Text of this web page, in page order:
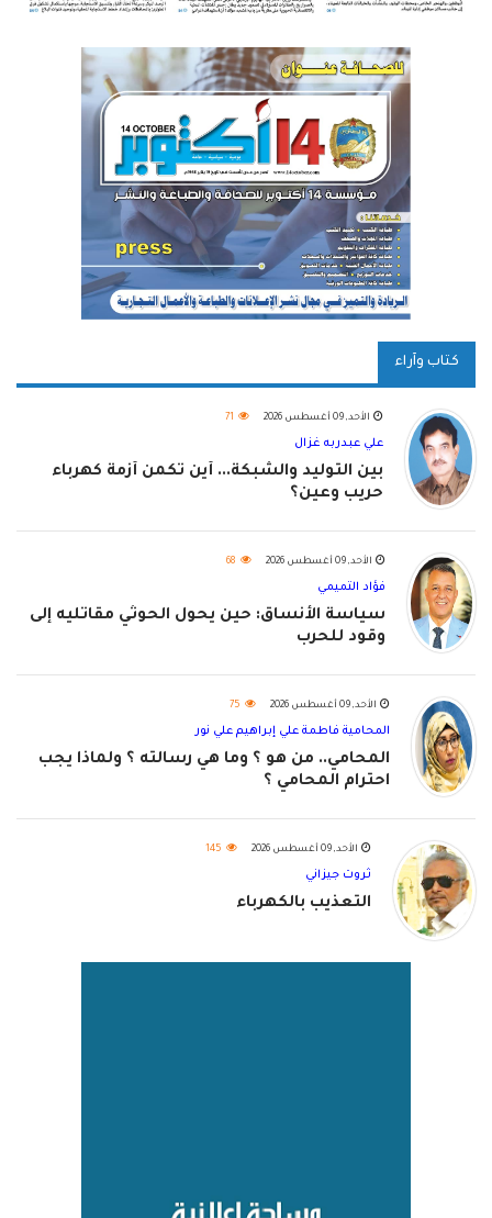
كتاب وآراء
الأحد, 09 أغسطس 2026 71
علي عبدربه غزال
بين التوليد والشبكة... أين تكمن أزمة كهرباء
حريب وعين؟
الأحد, 09 أغسطس 2026 68
فؤاد التميمي
سياسة الأنساق: حين يحول الحوثي مقاتليه إلى
وقود للحرب
الأحد, 09 أغسطس 2026 75
المحامية فاطمة علي إبراهيم علي نور
المحامي.. من هو ؟ وما هي رسالته ؟ ولماذا يجب
احترام المحامي ؟
الأحد, 09 أغسطس 2026 145
ثروت جيزاني
التعذيب بالكهرباء